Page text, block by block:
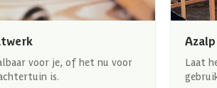
voor je, of het nu voor
is.
Laat